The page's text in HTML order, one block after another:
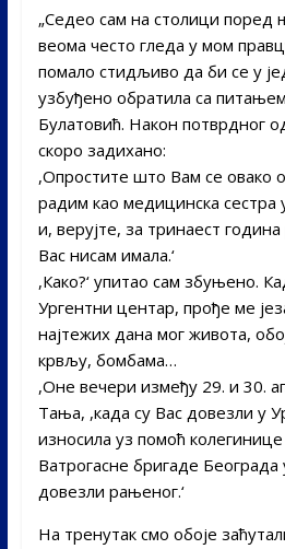
„Седео сам на столици поред
веома често гледа у мом
помало стидљиво да би се у
узбуђено обратила са
Булатовић. Након потврдног
скоро задихано:
,Опростите што Вам се овако
радим као медицинска сестра
и, верујте, за тринаест
Вас нисам имала.‘
,Како?‘ упитао сам збуњено.
Ургентни центар, прође ме
најтежих дана мог живота,
крвљу, бомбама…
,Оне вечери између 29. и 30.
Тања, ,када су Вас довезли у
износила уз помоћ
Ватрогасне бригаде Београда
довезли рањеног.‘
На тренутак смо обоје